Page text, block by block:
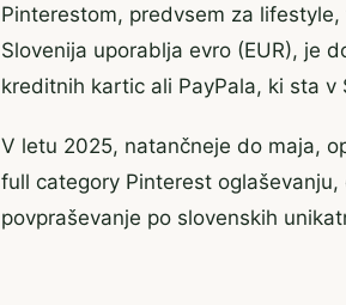
Pinterestom, predvsem za
Slovenija uporablja evro (EUR), je
kreditnih kartic ali PayPala, ki sta
V letu 2025, natančneje do maja,
full category Pinterest
povpraševanje po slovenskih